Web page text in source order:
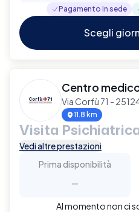
Pagamento in sede
Scegli
Centro
Via Corfù 71 -
11.8 km
Visita
Vedi altre prestazioni
Prima disponibilità
-
Al momento non ci